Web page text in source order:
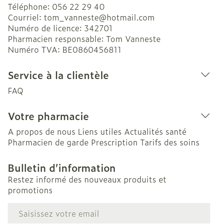
Téléphone: 056 22 29 40
Courriel: tom_vanneste@hotmail.com
Numéro de licence: 342701
Pharmacien responsable: Tom Vanneste
Numéro TVA: BE0860456811
Service à la clientèle
FAQ
Votre pharmacie
A propos de nous Liens utiles Actualités santé
Pharmacien de garde Prescription Tarifs des soins
Bulletin d’information
Restez informé des nouveaux produits et
promotions
Adresse mail